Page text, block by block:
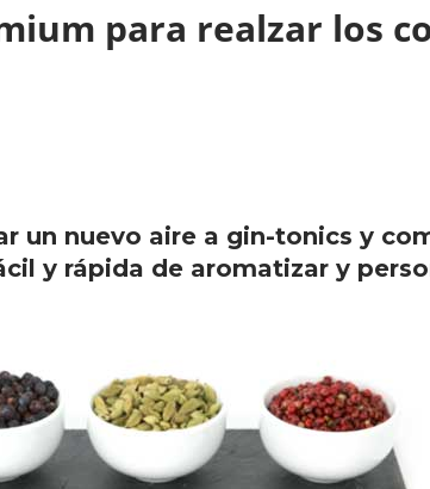
para realzar los
un nuevo aire a gin-tonics y
y rápida de aromatizar y